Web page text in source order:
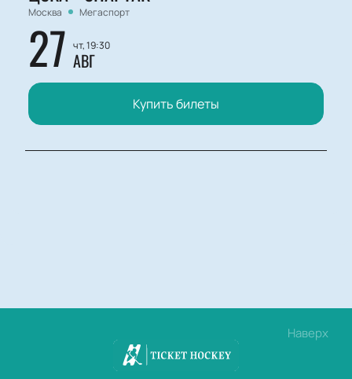
Москва Мегаспорт
27 чт, 19:30
АВГ
Купить билеты
Наверх